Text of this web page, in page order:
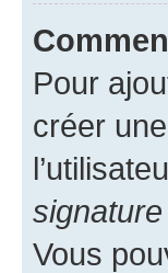
Pour
créer
signature
Vous